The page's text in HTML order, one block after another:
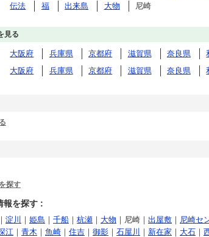
伝法 福 出来島 大物 尼崎
見る
大阪府 兵庫県 京都府 滋賀県 奈良県
大阪府 兵庫県 京都府 滋賀県 奈良県
探す
報を探す :
｜ 淀川 ｜ 姫島 ｜ 千船 ｜ 杭瀬 ｜ 大物 ｜尼崎｜ 出屋敷 ｜ 尼崎セ
江 ｜ 青木 ｜ 魚崎 ｜ 住吉 ｜ 御影 ｜ 石屋川 ｜ 新在家 ｜ 大石 ｜